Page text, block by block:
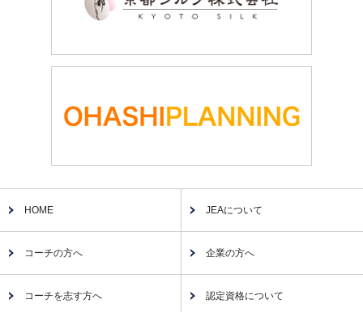
HOME JEAについて
コーチの方へ 企業の方へ
コーチを志す方へ 認定資格について